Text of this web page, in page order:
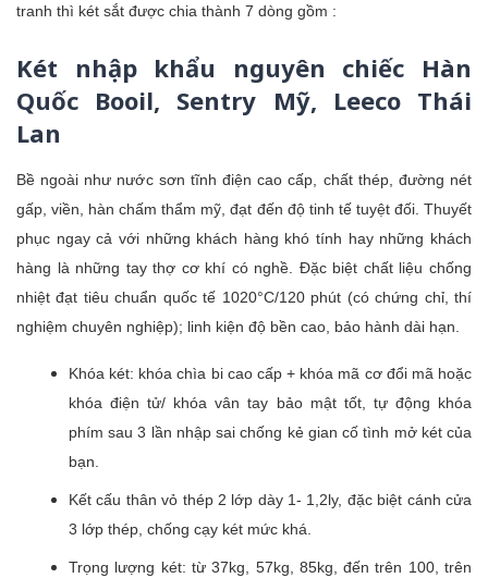
tranh thì két sắt được chia thành 7 dòng gồm :
Két nhập khẩu nguyên chiếc Hàn
Quốc Booil, Sentry Mỹ, Leeco Thái
Lan
Bề ngoài như nước sơn tĩnh điện cao cấp, chất thép, đường nét
gấp, viền, hàn chấm thẩm mỹ, đạt đến độ tinh tế tuyệt đối. Thuyết
phục ngay cả với những khách hàng khó tính hay những khách
hàng là những tay thợ cơ khí có nghề. Đặc biệt chất liệu chống
nhiệt đạt tiêu chuẩn quốc tế 1020°C/120 phút (có chứng chỉ, thí
nghiệm chuyên nghiệp); linh kiện độ bền cao, bảo hành dài hạn.
Khóa két: khóa chìa bi cao cấp + khóa mã cơ đổi mã hoặc
khóa điện tử/ khóa vân tay bảo mật tốt, tự động khóa
phím sau 3 lần nhập sai chống kẻ gian cố tình mở két của
bạn.
Kết cấu thân vỏ thép 2 lớp dày 1- 1,2ly, đặc biệt cánh cửa
3 lớp thép, chống cạy két mức khá.
Trọng lượng két: từ 37kg, 57kg, 85kg, đến trên 100, trên